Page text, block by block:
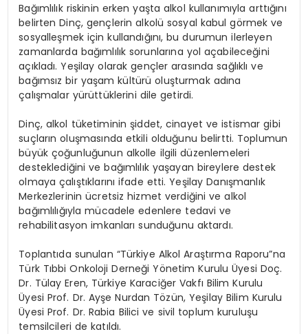
Bağımlılık riskinin erken yaşta alkol kullanımıyla arttığını
belirten Dinç, gençlerin alkolü sosyal kabul görmek ve
sosyalleşmek için kullandığını, bu durumun ilerleyen
zamanlarda bağımlılık sorunlarına yol açabileceğini
açıkladı. Yeşilay olarak gençler arasında sağlıklı ve
bağımsız bir yaşam kültürü oluşturmak adına
çalışmalar yürüttüklerini dile getirdi.
Dinç, alkol tüketiminin şiddet, cinayet ve istismar gibi
suçların oluşmasında etkili olduğunu belirtti. Toplumun
büyük çoğunluğunun alkolle ilgili düzenlemeleri
desteklediğini ve bağımlılık yaşayan bireylere destek
olmaya çalıştıklarını ifade etti. Yeşilay Danışmanlık
Merkezlerinin ücretsiz hizmet verdiğini ve alkol
bağımlılığıyla mücadele edenlere tedavi ve
rehabilitasyon imkanları sunduğunu aktardı.
Toplantıda sunulan “Türkiye Alkol Araştırma Raporu”na
Türk Tıbbi Onkoloji Derneği Yönetim Kurulu Üyesi Doç.
Dr. Tülay Eren, Türkiye Karaciğer Vakfı Bilim Kurulu
Üyesi Prof. Dr. Ayşe Nurdan Tözün, Yeşilay Bilim Kurulu
Üyesi Prof. Dr. Rabia Bilici ve sivil toplum kuruluşu
temsilcileri de katıldı.